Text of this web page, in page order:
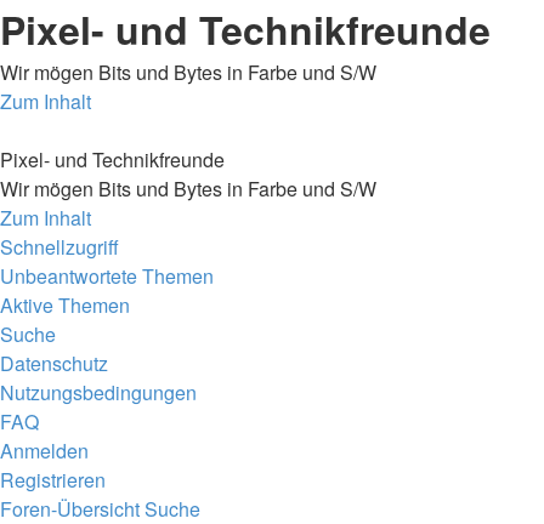
Pixel- und Technikfreunde
Wir mögen Bits und Bytes in Farbe und S/W
Zum Inhalt
Pixel- und Technikfreunde
Wir mögen Bits und Bytes in Farbe und S/W
Zum Inhalt
Schnellzugriff
Unbeantwortete Themen
Aktive Themen
Suche
Datenschutz
Nutzungsbedingungen
FAQ
Anmelden
Registrieren
Foren-ÜbersichtSuche